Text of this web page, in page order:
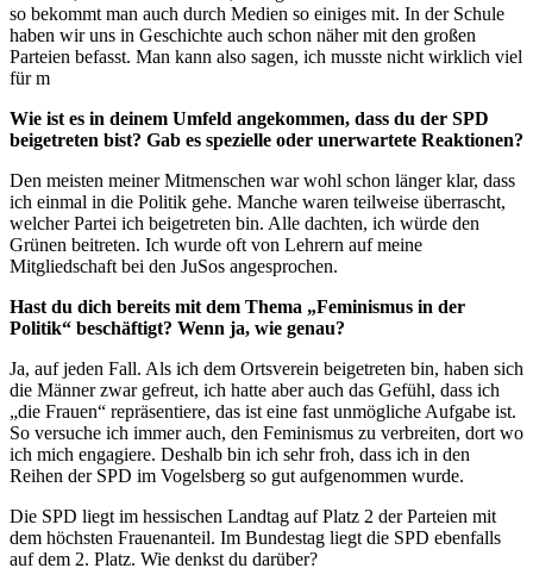
so bekommt man auch durch Medien so einiges mit. In der Schule
haben wir uns in Geschichte auch schon näher mit den großen
Parteien befasst. Man kann also sagen, ich musste nicht wirklich viel
für m
Wie ist es in deinem Umfeld angekommen, dass du der SPD
beigetreten bist? Gab es spezielle oder unerwartete Reaktionen?
Den meisten meiner Mitmenschen war wohl schon länger klar, dass
ich einmal in die Politik gehe. Manche waren teilweise überrascht,
welcher Partei ich beigetreten bin. Alle dachten, ich würde den
Grünen beitreten. Ich wurde oft von Lehrern auf meine
Mitgliedschaft bei den JuSos angesprochen.
Hast du dich bereits mit dem Thema „Feminismus in der
Politik“ beschäftigt? Wenn ja, wie genau?
Ja, auf jeden Fall. Als ich dem Ortsverein beigetreten bin, haben sich
die Männer zwar gefreut, ich hatte aber auch das Gefühl, dass ich
„die Frauen“ repräsentiere, das ist eine fast unmögliche Aufgabe ist.
So versuche ich immer auch, den Feminismus zu verbreiten, dort wo
ich mich engagiere. Deshalb bin ich sehr froh, dass ich in den
Reihen der SPD im Vogelsberg so gut aufgenommen wurde.
Die SPD liegt im hessischen Landtag auf Platz 2 der Parteien mit
dem höchsten Frauenanteil. Im Bundestag liegt die SPD ebenfalls
auf dem 2. Platz. Wie denkst du darüber?